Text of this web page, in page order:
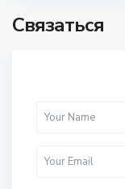
Связаться